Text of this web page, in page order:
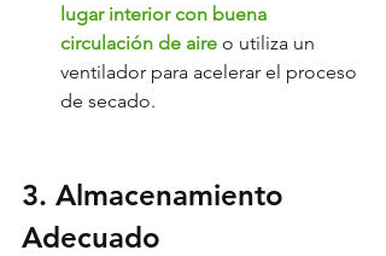
lugar interior con buena
circulación de aire o utiliza un
ventilador para acelerar el proceso
de secado.
3. Almacenamiento
Adecuado